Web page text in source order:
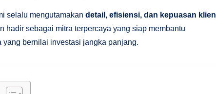
selalu mengutamakan detail, efisiensi, dan kepuasan klien
hadir sebagai mitra terpercaya yang siap membantu
bernilai investasi jangka panjang.